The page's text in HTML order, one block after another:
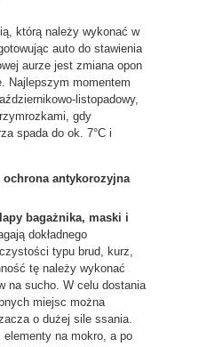
którą należy wykonać w
auto do stawienia
aurze jest zmiana opon
Najlepszym momentem
listopadowy,
gdy
spada do ok. 7°C i
ochrona antykorozyjna
bagażnika, maski i
dokładnego
typu brud, kurz,
tę należy wykonać
na sucho. W celu dostania
miejsc można
o dużej sile ssania.
na mokro, a po